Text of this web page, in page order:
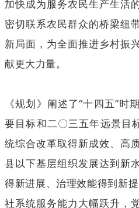
加快成为服务农民生产生活
密切联系农民群众的桥梁纽
新局面，为全面推进乡村振
献更大力量。
《规划》阐述了“十四五”时
要目标和二〇三五年远景目
统综合改革取得新成效、高
县以下基层组织发展达到新
得新进展、治理效能得到新
社系统服务能力大幅跃升，